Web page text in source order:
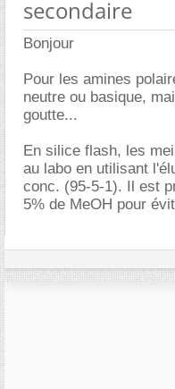
secondaire
Bonjour
Pour les amines
neutre ou basique,
goutte...
En silice flash, les
au labo en utilisant
conc. (95-5-1). Il est
5% de MeOH pour